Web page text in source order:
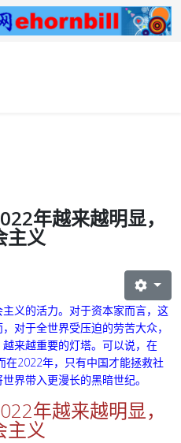
年越来越明显，
主义
义的活力。对于资本家而言，这
对于全世界受压迫的劳苦大众，
来越重要的灯塔。可以说，在
在2022年，只有中国才能拯救社
界带入更漫长的黑暗世纪。
年越来越明显，
主义